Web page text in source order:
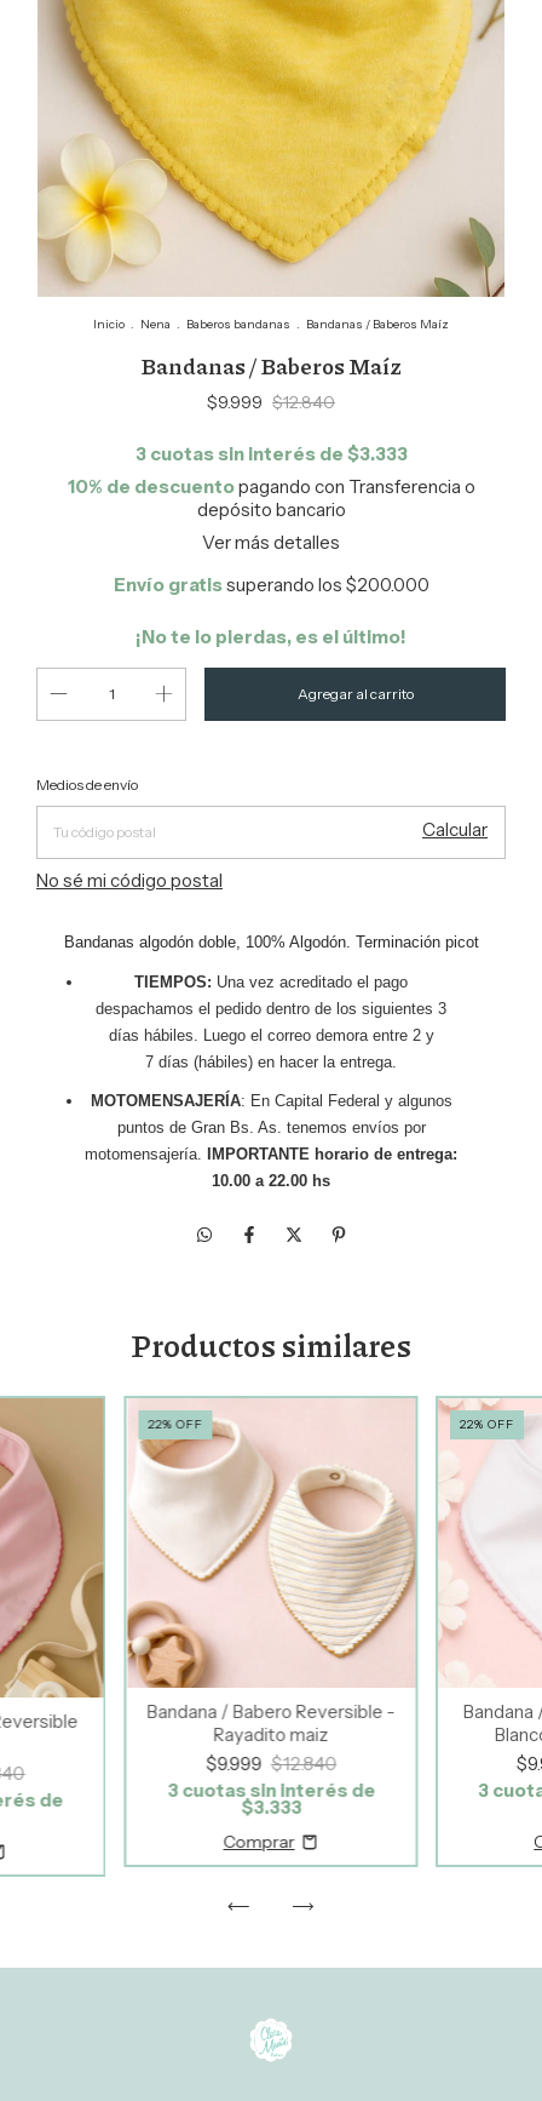
Inicio . Nena . Baberos bandanas . Bandanas / Baberos Maíz
Bandanas / Baberos Maíz
$9.999 $12.840
3 cuotas sin interés de $3.333
10% de descuentopagando con Transferencia o
depósito bancario
Ver más detalles
Envío gratissuperando los $200.000
¡No te lo pierdas, es el último!
Entregas para el CP:
Medios de envío
Calcular
No sé mi código postal
Bandanas algodón doble, 100% Algodón. Terminación picot
TIEMPOS: Una vez acreditado el pago
despachamos el pedido dentro de los siguientes 3
días hábiles. Luego el correo demora entre 2 y
7 días (hábiles) en hacer la entrega.
MOTOMENSAJERÍA: En Capital Federal y algunos
puntos de Gran Bs. As. tenemos envíos por
motomensajería.
IMPORTANTE horario de entrega:
10.00 a 22.00 hs
Productos similares
de
22%OFF
Bandana / Babero Reversible -
Rayadito maiz
$9.999 $12.840
3 cuotas sin interés de
$3.333
22%OFF
Bandana
3